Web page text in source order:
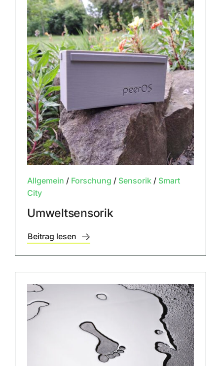
Allgemein / Forschung / Sensorik/ Smart
City
Umweltsensorik
Beitrag lesen